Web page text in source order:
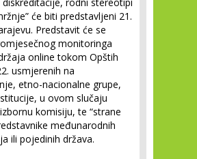
će biti predstavljeni 21.
Predstavit će se
monitoringa
online tokom Opštih
usmjerenih na
etno-nacionalne grupe,
u ovom slučaju
komisiju, te “strane
međunarodnih
ili pojedinih država.